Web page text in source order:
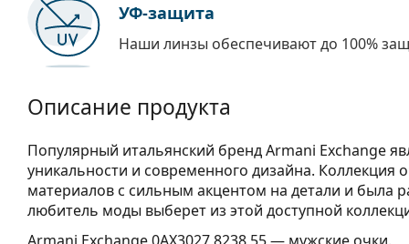
УФ-защита
Наши линзы обеспечивают до 100%
Описание продукта
Популярный итальянский бренд Armani Exchange
уникальности и современного дизайна. Коллекция
материалов с сильным акцентом на детали и была
любитель моды выберет из этой доступной